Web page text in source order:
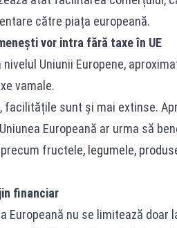
către piața europeană.
vor intra fără taxe în UE
Uniunii Europene,
vamale.
facilitățile sunt și mai extinse.
Europeană ar urma să
fructele, legumele,
financiar
Europeană nu se limitează doar